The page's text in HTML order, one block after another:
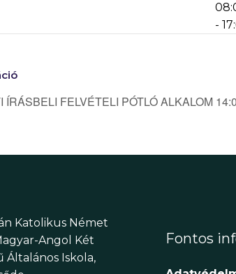
-
ÍRÁSBELI FELVÉTELI PÓTLÓ ALKALOM
Katolikus Német
Angol Két
Általános Iskola,
Fontos